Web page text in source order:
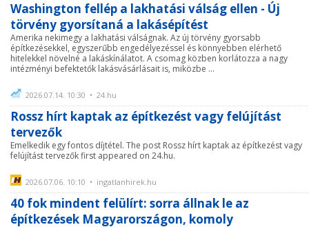
Washington fellép a lakhatási válság ellen - Új
törvény gyorsítaná a lakásépítést
Amerika nekimegy a lakhatási válságnak. Az új törvény gyorsabb
építkezésekkel, egyszerűbb engedélyezéssel és könnyebben elérhető
hitelekkel növelné a lakáskínálatot. A csomag közben korlátozza a nagy
intézményi befektetők lakásvásárlásait is, miközbe ...
2026.07.14. 10:30 • 24.hu
Rossz hírt kaptak az építkezést vagy felújítást
tervezők
Emelkedik egy fontos díjtétel. The post Rossz hírt kaptak az építkezést vagy
felújítást tervezők first appeared on 24.hu.
2026.07.06. 10:10 • ingatlanhirek.hu
40 fok mindent felülírt: sorra állnak le az
építkezések Magyarországon, komoly